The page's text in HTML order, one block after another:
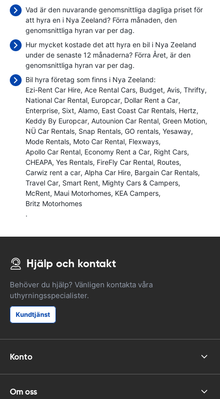
Vad är den nuvarande genomsnittliga dagliga priset för
att hyra en i Nya Zeeland? Förra månaden, den
genomsnittliga hyran var per dag.
Hur mycket kostade det att hyra en bil i Nya Zeeland
under de senaste 12 månaderna? Förra Året, är den
genomsnittliga hyran var per dag.
Bil hyra företag som finns i Nya Zeeland:
Ezi-Rent Car Hire Ace Rental Cars Budget Avis Thrifty
National Car Rental Europcar Dollar Rent a Car
Enterprise Sixt Alamo East Coast Car Rentals Hertz
Keddy By Europcar Autounion Car Rental Green Motion
NÜ Car Rentals Snap Rentals GO rentals Yesaway
Mode Rentals Moto Car Rental Flexways
Apollo Car Rental Economy Rent a Car Right Cars
CHEAPA Yes Rentals FireFly Car Rental Routes
Carwiz rent a car Alpha Car Hire Bargain Car Rentals
Travel Car Smart Rent Mighty Cars & Campers
McRent Maui Motorhomes KEA Campers
Britz Motorhomes
.
Hjälp och kontakt
Behöver du hjälp? Vänligen kontakta våra
uthyrningsspecialister.
Kundtjänst
Konto
Om oss